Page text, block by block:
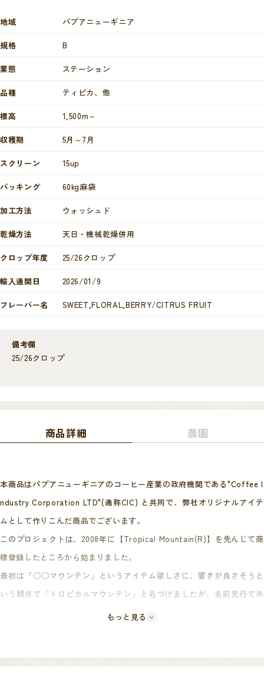
地域 パプアニューギニア
規格 B
業態 ステーション
品種 ティピカ、他
標高 1,500m～
収穫期 5月～7月
スクリーン 15up
パッキング 60kg麻袋
加工方法 ウォッシュド
乾燥方法 天日・機械乾燥併用
クロップ年度 25/26クロップ
輸入通関日 2026/01/9
フレーバー名 SWEET,FLORAL,BERRY/CITRUS FRUIT
備考欄
25/26クロップ
商品詳細 農園
本商品はパプアニューギニアのコーヒー産業の政府機関である"Coffee I
ndustry Corporation LTD"(通称CIC) と共同で、弊社オリジナルアイテ
ムとして作りこんだ商品でございます。
このプロジェクトは、2008年に【Tropical Mountain(R)】を先んじて商
標登録したところから始まりました。
最初は「○○マウンテン」というアイテム欲しさに、響きが良さそうと
いう観点で「トロピカルマウンテン」と名づけましたが、名前先行であ
ったため、どこの産地のアイテムにこの名前を冠するかが決まっており
ージから、南国でフルーティーなコーヒー豆の産地であるパプアニュー
もっと見る